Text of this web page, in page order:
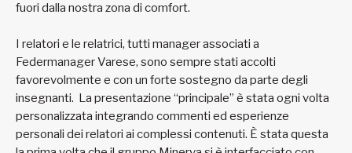
fuori dalla nostra zona di comfort.
I relatori e le relatrici, tutti manager associati a
Federmanager Varese, sono sempre stati accolti
favorevolmente e con un forte sostegno da parte degli
insegnanti. La presentazione “principale” è stata ogni volta
personalizzata integrando commenti ed esperienze
personali dei relatori ai complessi contenuti. È stata questa